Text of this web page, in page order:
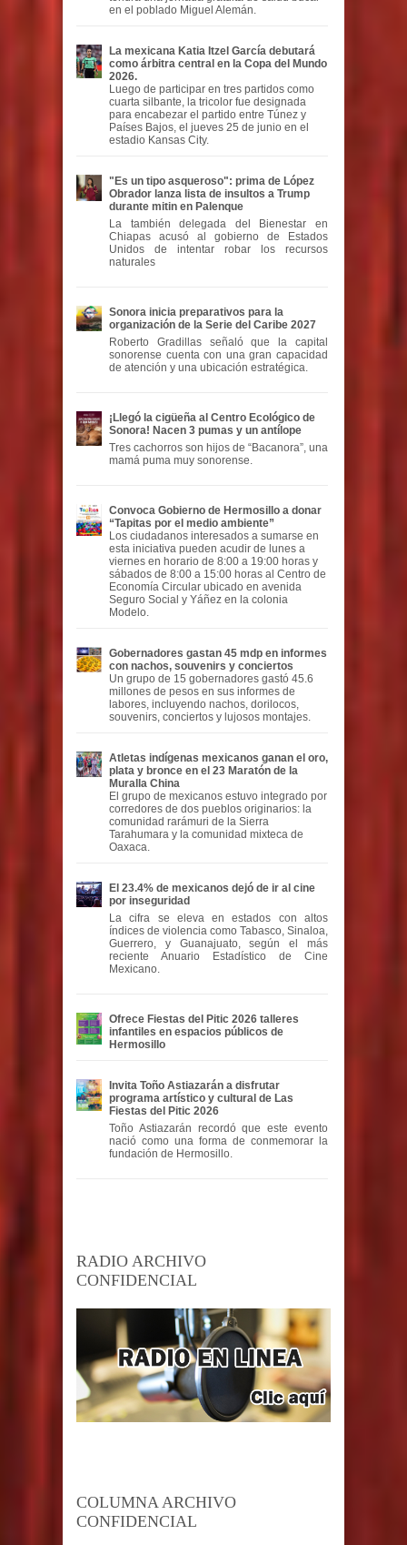
en el poblado Miguel Alemán.
La mexicana Katia Itzel García debutará
como árbitra central en la Copa del Mundo
2026.
Luego de participar en tres partidos como
cuarta silbante, la tricolor fue designada
para encabezar el partido entre Túnez y
Países Bajos, el jueves 25 de junio en el
estadio Kansas City.
"Es un tipo asqueroso": prima de López
Obrador lanza lista de insultos a Trump
durante mitin en Palenque
La también delegada del Bienestar en
Chiapas acusó al gobierno de Estados
Unidos de intentar robar los recursos
naturales
Sonora inicia preparativos para la
organización de la Serie del Caribe 2027
Roberto Gradillas señaló que la capital
sonorense cuenta con una gran capacidad
de atención y una ubicación estratégica.
¡Llegó la cigüeña al Centro Ecológico de
Sonora! Nacen 3 pumas y un antílope
Tres cachorros son hijos de “Bacanora”, una
mamá puma muy sonorense.
Convoca Gobierno de Hermosillo a donar
“Tapitas por el medio ambiente”
Los ciudadanos interesados a sumarse en
esta iniciativa pueden acudir de lunes a
viernes en horario de 8:00 a 19:00 horas y
sábados de 8:00 a 15:00 horas al Centro de
Economía Circular ubicado en avenida
Seguro Social y Yáñez en la colonia
Modelo.
Gobernadores gastan 45 mdp en informes
con nachos, souvenirs y conciertos
Un grupo de 15 gobernadores gastó 45.6
millones de pesos en sus informes de
labores, incluyendo nachos, dorilocos,
souvenirs, conciertos y lujosos montajes.
Atletas indígenas mexicanos ganan el oro,
plata y bronce en el 23 Maratón de la
Muralla China
El grupo de mexicanos estuvo integrado por
corredores de dos pueblos originarios: la
comunidad rarámuri de la Sierra
Tarahumara y la comunidad mixteca de
Oaxaca.
El 23.4% de mexicanos dejó de ir al cine
por inseguridad
La cifra se eleva en estados con altos
índices de violencia como Tabasco, Sinaloa,
Guerrero, y Guanajuato, según el más
reciente Anuario Estadístico de Cine
Mexicano.
Ofrece Fiestas del Pitic 2026 talleres
infantiles en espacios públicos de
Hermosillo
Invita Toño Astiazarán a disfrutar
programa artístico y cultural de Las
Fiestas del Pitic 2026
Toño Astiazarán recordó que este evento
nació como una forma de conmemorar la
fundación de Hermosillo.
RADIO ARCHIVO
CONFIDENCIAL
COLUMNA ARCHIVO
CONFIDENCIAL